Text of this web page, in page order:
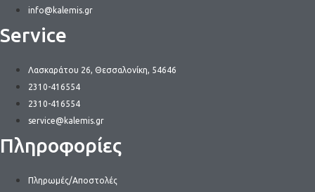
info@kalemis.gr
Service
Λασκαράτου 26, Θεσσαλονίκη, 54646
2310-416554
2310-416554
service@kalemis.gr
Πληροφορίες
Πληρωμές/Αποστολές